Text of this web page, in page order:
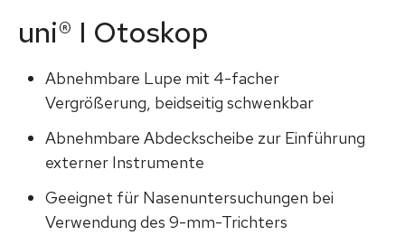
uni® I Otoskop
Abnehmbare Lupe mit 4-facher
Vergrößerung, beidseitig schwenkbar
Abnehmbare Abdeckscheibe zur Einführung
externer Instrumente
Geeignet für Nasenuntersuchungen bei
Verwendung des 9-mm-Trichters